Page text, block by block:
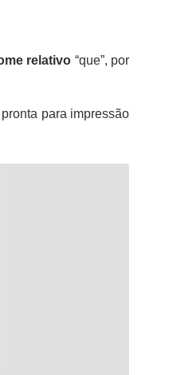
relativo “que”, por
para impressão